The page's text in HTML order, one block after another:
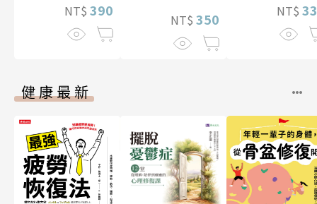
NT$ 390
NT$ 350 NT$
健康最新